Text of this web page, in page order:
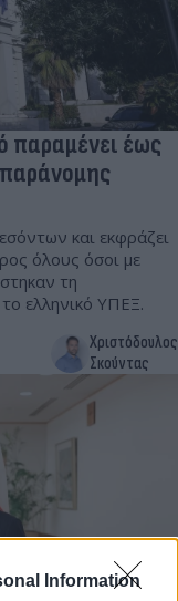
Information
παραμένει έως
και εκφράζει
όλους όσοι με
τη
ελληνικό ΥΠΕΞ.
Χριστόδουλος
Σκούντας